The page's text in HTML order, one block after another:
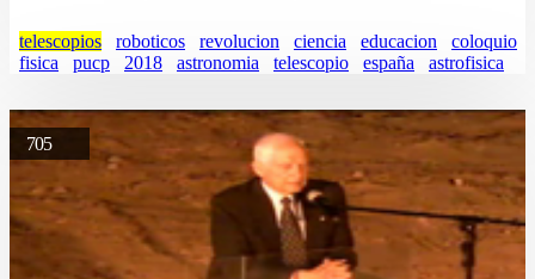
telescopios roboticos revolucion ciencia educacion
coloquio
fisica
pucp 2018 astronomia telescopio españa astrofisica
705